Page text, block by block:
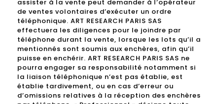
assister à la vente peut demander à l’opérateur
de ventes volontaires d’exécuter un ordre
téléphonique. ART RESEARCH PARIS SAS
effectuera les diligences pour le joindre par
téléphone durant la vente, lorsque les lots qu’il a
mentionnés sont soumis aux enchères, afin qu’il
puisse en enchérir. ART RESEARCH PARIS SAS ne
pourra engager sa responsabilité notamment si
la liaison téléphonique n’est pas établie, est
établie tardivement, ou en cas d’erreur ou
d’omissions relatives à la réception des enchères